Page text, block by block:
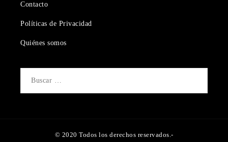
Contacto
Políticas de Privacidad
Quiénes somos
© 2020 Todos los derechos reservados.-